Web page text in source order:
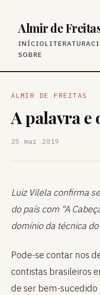
Almir de
INÍCIOLITERATURA
SOBRE
ALMIR DE FREITAS
A palavra e
25 mar 2019
Luiz Vilela confirma
do país com "A
domínio da técnica
Pode-se contar nos
contistas brasileiros
de ser bem-